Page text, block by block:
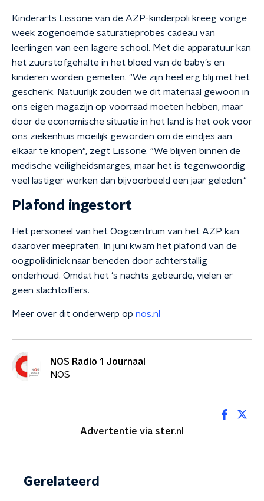
Kinderarts Lissone van de AZP-kinderpoli kreeg vorige
week zogenoemde saturatieprobes cadeau van
leerlingen van een lagere school. Met die apparatuur kan
het zuurstofgehalte in het bloed van de baby's en
kinderen worden gemeten. "We zijn heel erg blij met het
geschenk. Natuurlijk zouden we dit materiaal gewoon in
ons eigen magazijn op voorraad moeten hebben, maar
door de economische situatie in het land is het ook voor
ons ziekenhuis moeilijk geworden om de eindjes aan
elkaar te knopen", zegt Lissone. "We blijven binnen de
medische veiligheidsmarges, maar het is tegenwoordig
veel lastiger werken dan bijvoorbeeld een jaar geleden."
Plafond ingestort
Het personeel van het Oogcentrum van het AZP kan
daarover meepraten. In juni kwam het plafond van de
oogpolikliniek naar beneden door achterstallig
onderhoud. Omdat het 's nachts gebeurde, vielen er
geen slachtoffers.
Meer over dit onderwerp op nos.nl
NOS Radio 1 Journaal
NOS
Advertentie via ster.nl
Gerelateerd